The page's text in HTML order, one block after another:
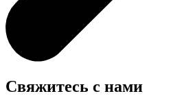
Свяжитесь с нами